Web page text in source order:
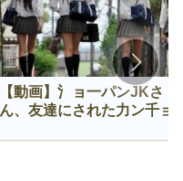
【動画】氵ョ一パンJKさ
ん、友達にされた力ン千ョ